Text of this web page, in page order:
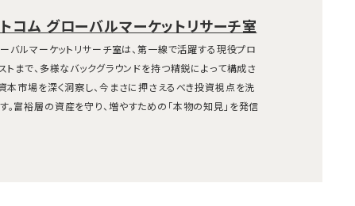
コム グローバルマーケットリサーチ室
バルマーケットリサーチ室は、第一線で活躍する現役プロ
トまで、多様なバックグラウンドを持つ精鋭によって構成さ
本市場を深く洞察し、今まさに押さえるべき投資視点を洗
富裕層の資産を守り、増やすための「本物の知見」を発信